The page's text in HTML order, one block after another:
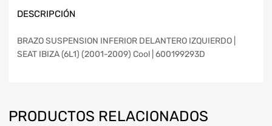
DESCRIPCIÓN
BRAZO SUSPENSION INFERIOR DELANTERO IZQUIERDO |
SEAT IBIZA (6L1) (2001-2009) Cool | 600199293D
PRODUCTOS RELACIONADOS